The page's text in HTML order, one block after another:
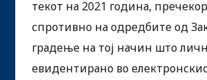
текот на 2021 година,
спротивно на одредбите од
градење на тој начин што
евидентирано во